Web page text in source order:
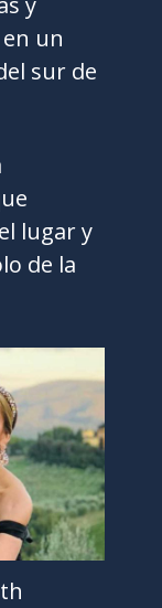
un
sur de
lugar y
de la